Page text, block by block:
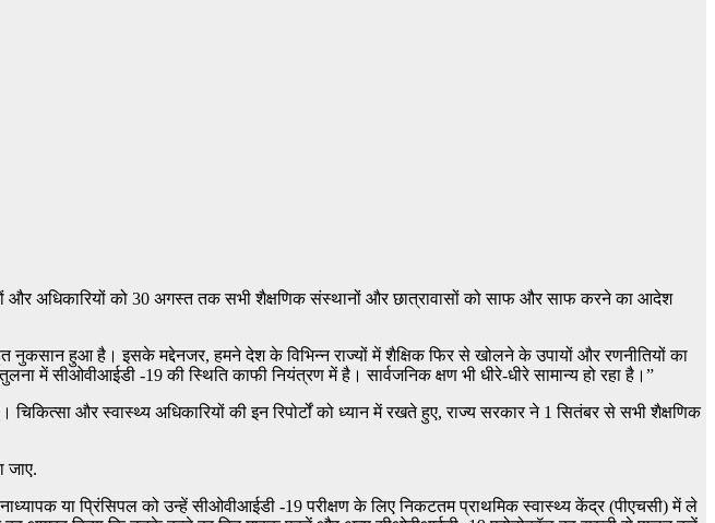
और अधिकारियों को 30 अगस्त तक सभी शैक्षणिक संस्थानों और छात्रावासों को साफ और साफ करने का आदेश
नुकसान हुआ है। इसके मद्देनजर, हमने देश के विभिन्न राज्यों में शैक्षिक फिर से खोलने के उपायों और रणनीतियों का
में सीओवीआईडी ​​​​-19 की स्थिति काफी नियंत्रण में है। सार्वजनिक क्षण भी धीरे-धीरे सामान्य हो रहा है।”
और स्वास्थ्य अधिकारियों की इन रिपोर्टों को ध्यान में रखते हुए, राज्य सरकार ने 1 सितंबर से सभी शैक्षणिक
जाए.
या प्रिंसिपल को उन्हें सीओवीआईडी ​​​​-19 परीक्षण के लिए निकटतम प्राथमिक स्वास्थ्य केंद्र (पीएचसी) में ले